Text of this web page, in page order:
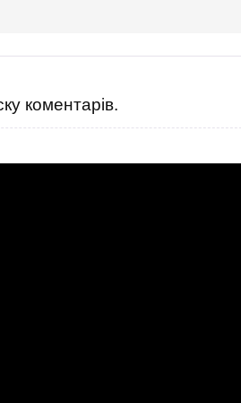
коментарів.